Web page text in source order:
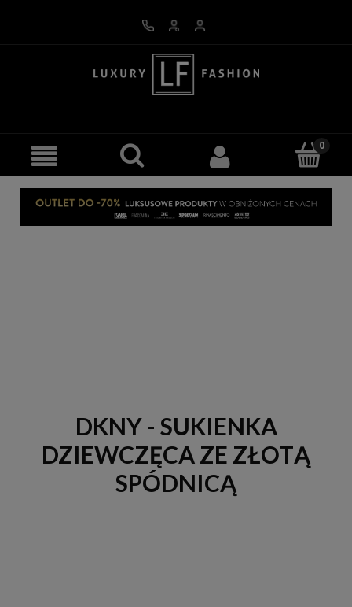
DKNY - SUKIENKA
DZIEWCZĘCA ZE ZŁOTĄ
SPÓDNICĄ